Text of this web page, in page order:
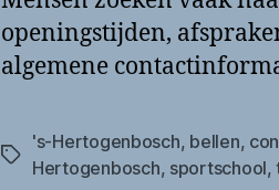
openingstijden,
algemene
Tags
's-Hertogenbosch, bellen,
Hertogenbosch, sportschool,